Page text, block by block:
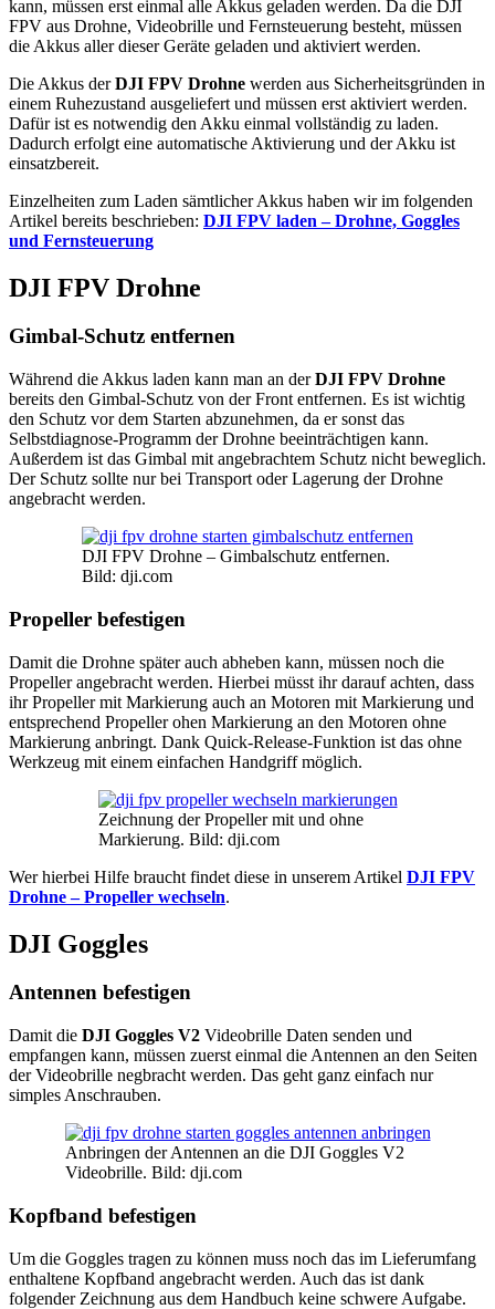
kann, müssen erst einmal alle Akkus geladen werden. Da die DJI
FPV aus Drohne, Videobrille und Fernsteuerung besteht, müssen
die Akkus aller dieser Geräte geladen und aktiviert werden.
Die Akkus derDJI FPV Drohne werden aus Sicherheitsgründen in
einem Ruhezustand ausgeliefert und müssen erst aktiviert werden.
Dafür ist es notwendig den Akku einmal vollständig zu laden.
Dadurch erfolgt eine automatische Aktivierung und der Akku ist
einsatzbereit.
Einzelheiten zum Laden sämtlicher Akkus haben wir im folgenden
Artikel bereits beschrieben: DJI FPV laden – Drohne, Goggles
und Fernsteuerung
DJI FPV Drohne
Gimbal-Schutz entfernen
Während die Akkus laden kann man an derDJI FPV Drohne
bereits den Gimbal-Schutz von der Front entfernen. Es ist wichtig
den Schutz vor dem Starten abzunehmen, da er sonst das
Selbstdiagnose-Programm der Drohne beeinträchtigen kann.
Außerdem ist das Gimbal mit angebrachtem Schutz nicht beweglich.
Der Schutz sollte nur bei Transport oder Lagerung der Drohne
angebracht werden.
DJI FPV Drohne – Gimbalschutz entfernen.
Bild: dji.com
Propeller befestigen
Damit die Drohne später auch abheben kann, müssen noch die
Propeller angebracht werden. Hierbei müsst ihr darauf achten, dass
ihr Propeller mit Markierung auch an Motoren mit Markierung und
entsprechend Propeller ohen Markierung an den Motoren ohne
Markierung anbringt. Dank Quick-Release-Funktion ist das ohne
Werkzeug mit einem einfachen Handgriff möglich.
Zeichnung der Propeller mit und ohne
Markierung. Bild: dji.com
Wer hierbei Hilfe braucht findet diese in unserem Artikel DJI FPV
Drohne – Propeller wechseln.
DJI Goggles
Antennen befestigen
Damit die DJI Goggles V2 Videobrille Daten senden und
empfangen kann, müssen zuerst einmal die Antennen an den Seiten
der Videobrille negbracht werden. Das geht ganz einfach nur
simples Anschrauben.
Anbringen der Antennen an die DJI Goggles V2
Videobrille. Bild: dji.com
Kopfband befestigen
Um die Goggles tragen zu können muss noch das im Lieferumfang
enthaltene Kopfband angebracht werden. Auch das ist dank
folgender Zeichnung aus dem Handbuch keine schwere Aufgabe.